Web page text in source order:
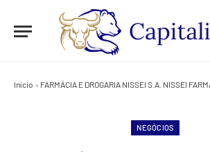
Início » FARMÁCIA E DROGARIA NISSEI S.A. NISSEI FARMA NISS:
NEGÓCIOS